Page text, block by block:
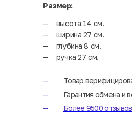
Размер:
высота 14 см.
ширина 27 см.
глубина 8 см.
ручка 27 см.
Товар
Гарантия обмена и
Более 9500 отзывов